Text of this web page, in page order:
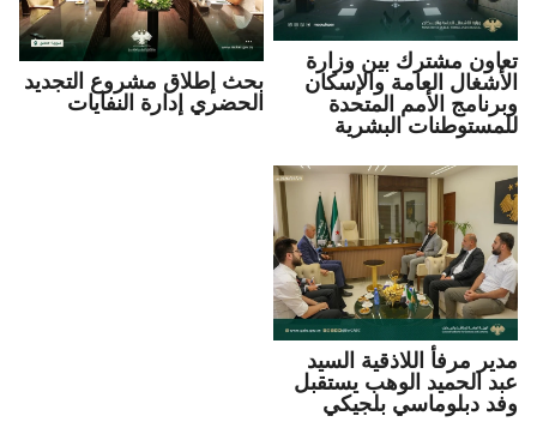
تعاون مشترك بين وزارة
الأشغال العامة والإسكان
وبرنامج الأمم المتحدة
للمستوطنات البشرية
بحث إطلاق مشروع التجديد
الحضري إدارة النفايات
مدير مرفأ اللاذقية السيد
عبد الحميد الوهب يستقبل
وفد دبلوماسي بلجيكي